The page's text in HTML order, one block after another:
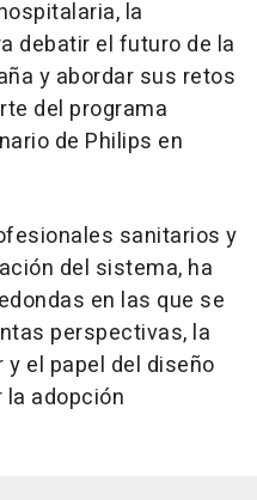
la
debatir el futuro de la
y abordar sus retos
del programa
de Philips en
sanitarios y
del sistema, ha
en las que se
perspectivas, la
el papel del diseño
adopción